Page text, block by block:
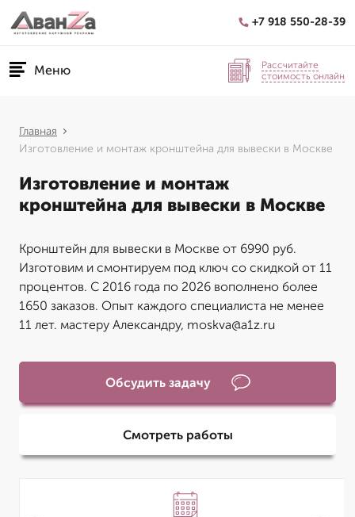
+7 918 550-28-39
Меню
Рассчитайте
стоимость онлайн
Главная
Изготовление и монтаж кронштейна для вывески в Москве
Изготовление и монтаж
кронштейна для вывески в Москве
Кронштейн для вывески в Москве от 6990 руб.
Изготовим и смонтируем под ключ со скидкой от 11
процентов. С 2016 года по 2026 вополнено более
1650 заказов. Опыт каждого специалиста не менее
11 лет. мастеру Александру, moskva@a1z.ru
Обсудить задачу
Смотреть работы